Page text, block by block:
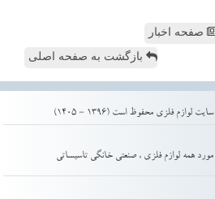
صفحه اخبار
بازگشت به صفحه اصلی
همه لوازم فلزی ، صنعتی خانگی تاسیساتی